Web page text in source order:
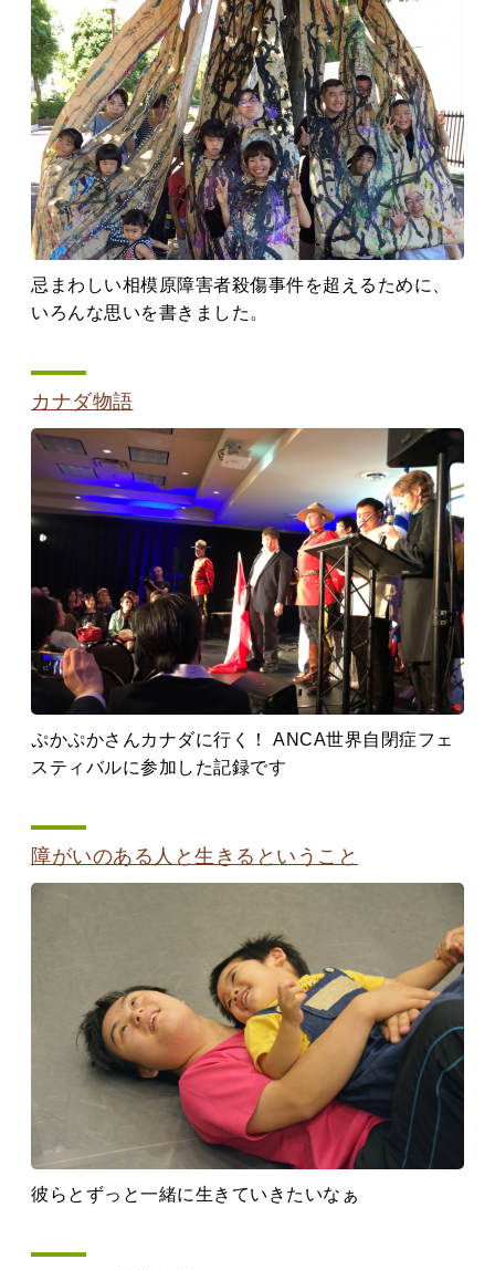
忌まわしい相模原障害者殺傷事件を超えるために、
いろんな思いを書きました。
カナダ物語
ぷかぷかさんカナダに行く！ ANCA世界自閉症フェ
スティバルに参加した記録です
障がいのある人と生きるということ
彼らとずっと一緒に生きていきたいなぁ